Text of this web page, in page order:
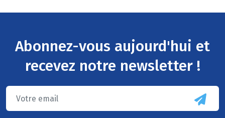
Abonnez-vous aujourd'hui et
recevez notre newsletter !